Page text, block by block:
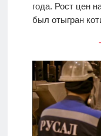
года. Рост цен
был отыгран